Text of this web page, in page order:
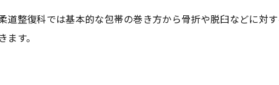
道整復科では基本的な包帯の巻き方から骨折や脱臼などに対
きます。